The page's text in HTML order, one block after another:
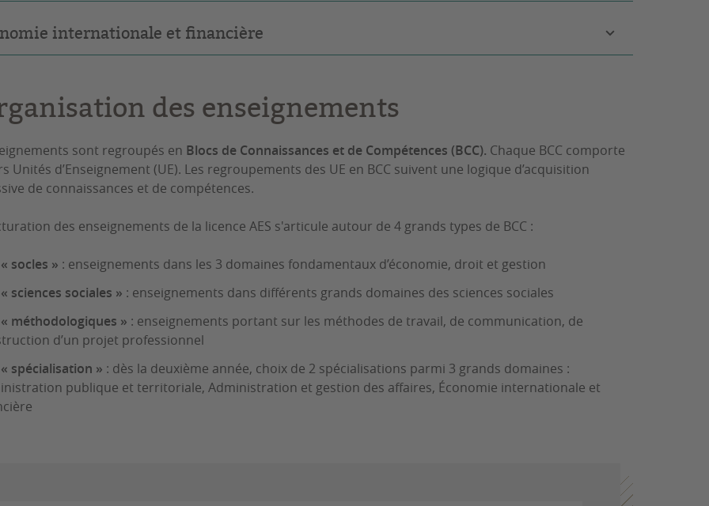
internationale et financière
des enseignements
sont regroupés en Blocs de Connaissances et de Compétences (BCC). Chaque BCC comporte
Unités d’Enseignement (UE). Les regroupements des UE en BCC suivent une logique d’acquisition
de connaissances et de compétences.
des enseignements de la licence AES s'articule autour de 4 grands types de BCC :
socles » : enseignements dans les 3 domaines fondamentaux d’économie, droit et gestion
« sciences sociales » : enseignements dans différents grands domaines des sciences sociales
« méthodologiques » : enseignements portant sur les méthodes de travail, de communication, de
d’un projet professionnel
« spécialisation » : dès la deuxième année, choix de 2 spécialisations parmi 3 grands domaines :
publique et territoriale, Administration et gestion des affaires, Économie internationale et